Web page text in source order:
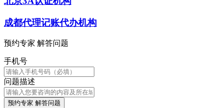
成都代理记账代办机构
预约专家 解答问题
手机号
问题描述
预约专家 解答问题